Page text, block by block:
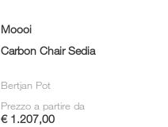
Moooi
Carbon Chair Sedia
Bertjan Pot
Prezzo a partire da
€ 1.207,00